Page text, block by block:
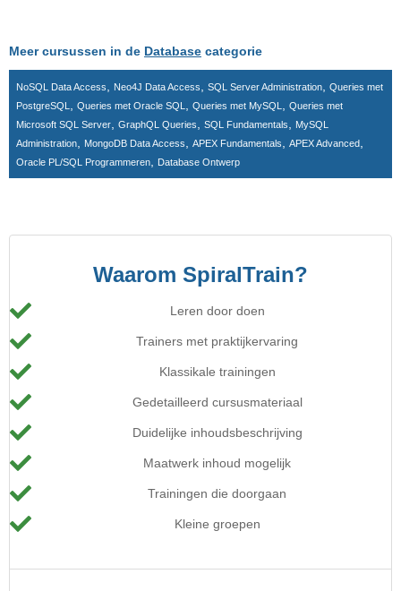
Waarom SpiralTrain?
Leren door doen
Trainers met praktijkervaring
Klassikale trainingen
Gedetailleerd cursusmateriaal
Duidelijke inhoudsbeschrijving
Maatwerk inhoud mogelijk
Trainingen die doorgaan
Kleine groepen
Meer cursussen in de Database categorie
NoSQL Data Access Neo4J Data Access SQL Server Administration
Queries met
PostgreSQL
Queries met Oracle SQL Queries met MySQL
Queries met
Microsoft SQL Server
GraphQL Queries SQL Fundamentals
MySQL
Administration
MongoDB Data Access APEX Fundamentals APEX Advanced
Oracle PL/SQL Programmeren Database Ontwerp